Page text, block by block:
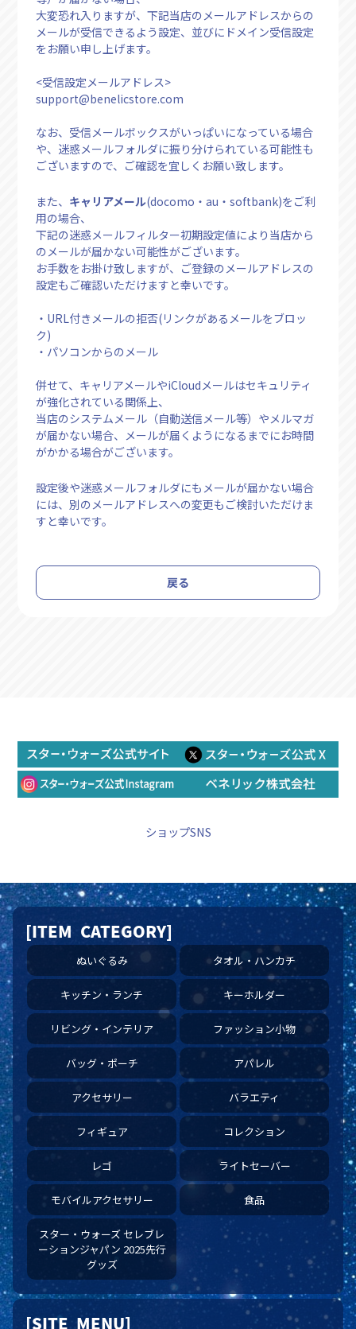
大変恐れ入りますが、下記当店のメールアドレスからの
メールが受信できるよう設定、並びにドメイン受信設定
をお願い申し上げます。
<受信設定メールアドレス>
support@benelicstore.com
なお、受信メールボックスがいっぱいになっている場合
や、迷惑メールフォルダに振り分けられている可能性も
ございますので、ご確認を宜しくお願い致します。
また、 キャリアメール(docomo・au・softbank)をご利
用の場合、
下記の迷惑メールフィルター初期設定値により当店から
のメールが届かない可能性がございます。
お手数をお掛け致しますが、ご登録のメールアドレスの
設定もご確認いただけますと幸いです。
・URL付きメールの拒否(リンクがあるメールをブロッ
ク)
・パソコンからのメール
併せて、キャリアメールやiCloudメールはセキュリティ
が強化されている関係上、
当店のシステムメール（自動送信メール等）やメルマガ
が届かない場合、メールが届くようになるまでにお時間
がかかる場合がございます。
設定後や迷惑メールフォルダにもメールが届かない場合
には、別のメールアドレスへの変更もご検討いただけま
すと幸いです。
戻る
ショップSNS
[ITEM CATEGORY]
ぬいぐるみ タオル・ハンカチ
キッチン・ランチ キーホルダー
リビング・インテリア ファッション小物
バッグ・ポーチ アパレル
アクセサリー バラエティ
フィギュア コレクション
レゴ ライトセーバー
モバイルアクセサリー 食品
スター・ウォーズ セレブレ
ーションジャパン 2025先行
グッズ
[SITE MENU]